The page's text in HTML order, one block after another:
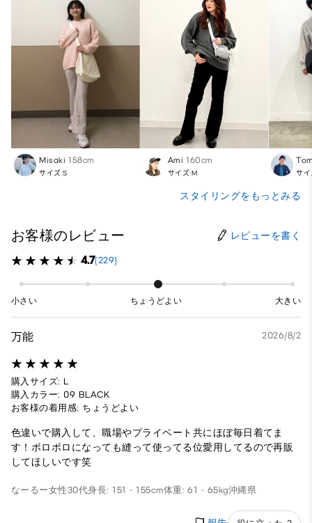
Misaki 158cm
サイズ:S
Ami 160cm
サイズ:M サ
スタイリングをもっとみる
お客様のレビュー レビューを書く
4.7(229)
小さい ちょうどよい 大きい
万能 2026/8/2
購入サイズ: L
購入カラー: 09 BLACK
お客様の着用感: ちょうどよい
色違いで購入して、職場やプライベート共にほぼ毎日着てま
す！ボロボロになっても縫って使ってる位愛用してるので再販
してほしいです笑
なーるー女性30代身長: 151 - 155cm体重: 61 - 65kg沖縄県